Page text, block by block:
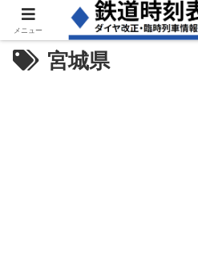
宮城県
メニュー